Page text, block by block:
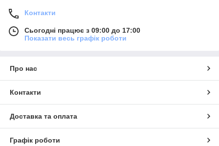
Контакти
Сьогодні працює з 09:00 до 17:00
Показати весь графік роботи
Про нас
Контакти
Доставка та оплата
Графік роботи